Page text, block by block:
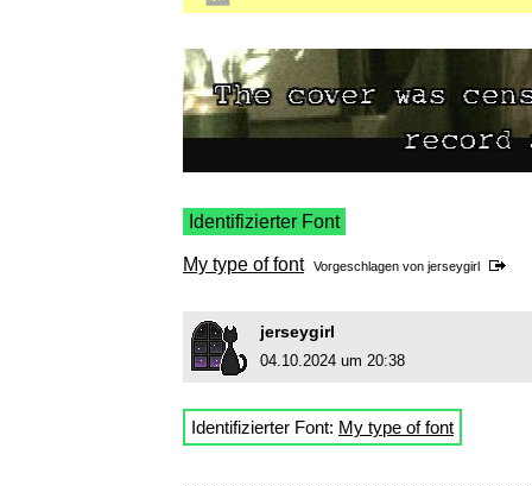
Identifizierter Font
My type of font Vorgeschlagen von jerseygirl
jerseygirl
04.10.2024 um 20:38
Identifizierter Font: My type of font